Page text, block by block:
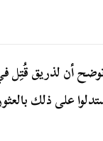
أن لذريق
على ذلك